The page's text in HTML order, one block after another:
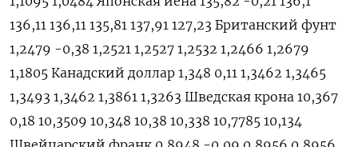
136,11 136,11 135,81 137,91 127,23 Британский фунт
1,2479 -0,38 1,2521 1,2527 1,2532 1,2466 1,2679
1,1805 Канадский доллар 1,348 0,11 1,3462 1,3465
1,3493 1,3462 1,3861 1,3263 Шведская крона 10,367
0,18 10,3509 10,348 10,38 10,338 10,7785 10,134